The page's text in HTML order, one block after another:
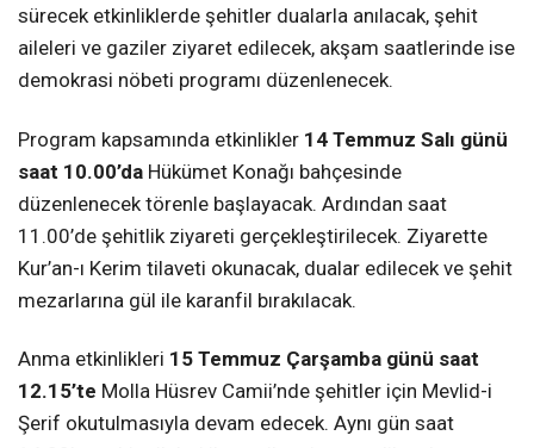
sürecek etkinliklerde şehitler dualarla anılacak, şehit
aileleri ve gaziler ziyaret edilecek, akşam saatlerinde ise
demokrasi nöbeti programı düzenlenecek.
Program kapsamında etkinlikler 14 Temmuz Salı günü
saat 10.00’da Hükümet Konağı bahçesinde
düzenlenecek törenle başlayacak. Ardından saat
11.00’de şehitlik ziyareti gerçekleştirilecek. Ziyarette
Kur’an-ı Kerim tilaveti okunacak, dualar edilecek ve şehit
mezarlarına gül ile karanfil bırakılacak.
Anma etkinlikleri 15 Temmuz Çarşamba günü saat
12.15’te Molla Hüsrev Camii’nde şehitler için Mevlid-i
Şerif okutulmasıyla devam edecek. Aynı gün saat